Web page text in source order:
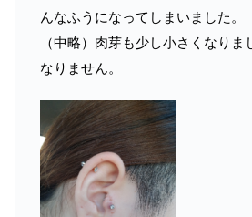
んなふうになってしまいました。
（中略）肉芽も少し小さくなりま
なりません。